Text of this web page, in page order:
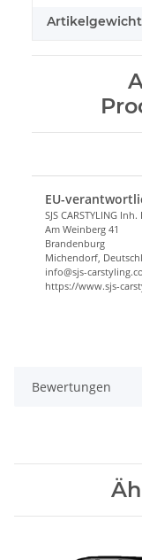
EU-
SJS CARSTYLING
Am Weinberg 41
Brandenburg
Michendorf,
info@sjs-
https://www.sjs-
Bewertungen